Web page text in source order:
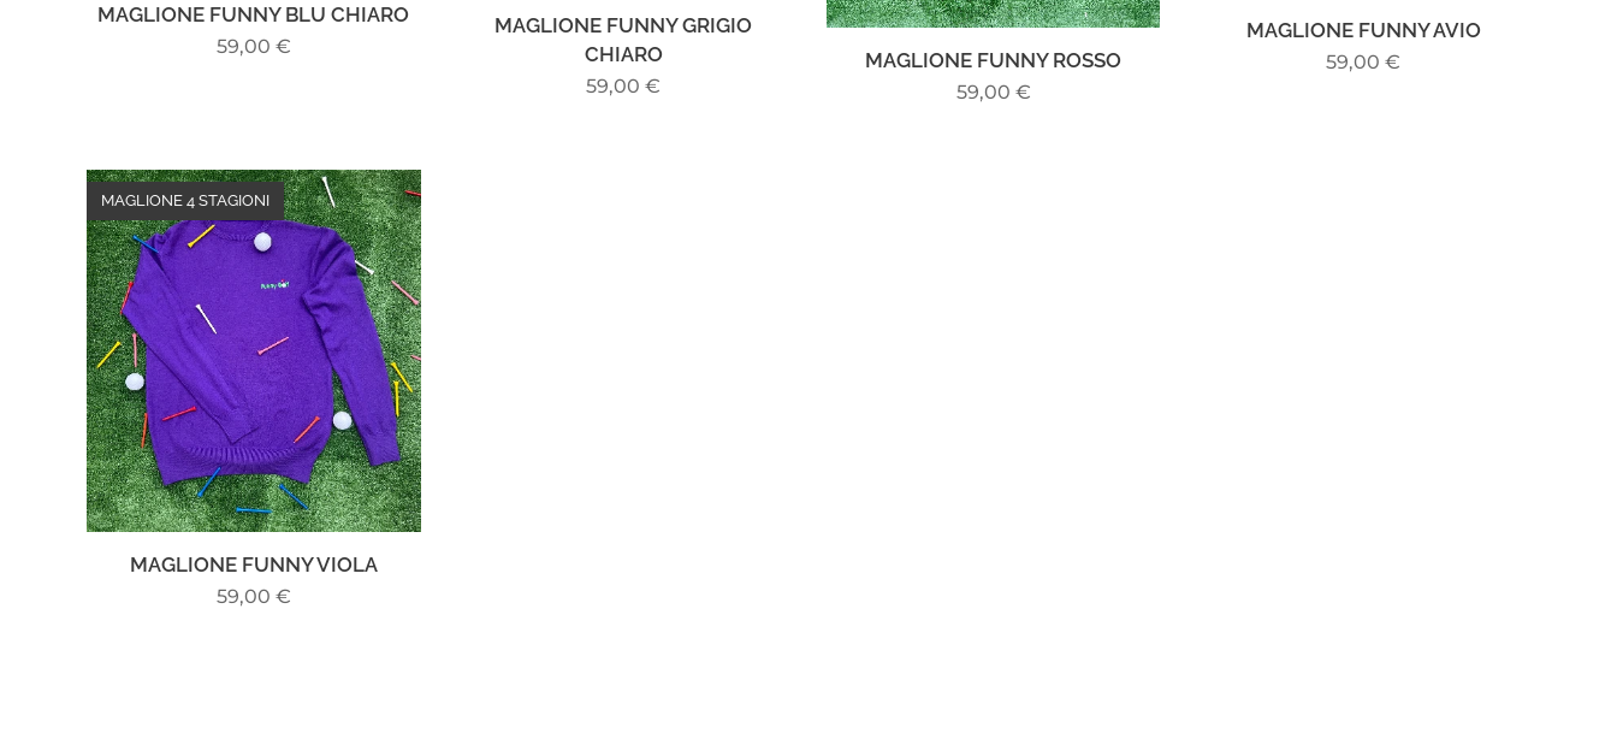
MAGLIONE FUNNY BLU CHIARO
59,00 €
MAGLIONE FUNNY GRIGIO
CHIARO
59,00 €
MAGLIONE FUNNY ROSSO
59,00 €
MAGLIONE FUNNY AVIO
59,00 €
MAGLIONE FUNNY VIOLA
MAGLIONE 4 STAGIONI
59,00 €